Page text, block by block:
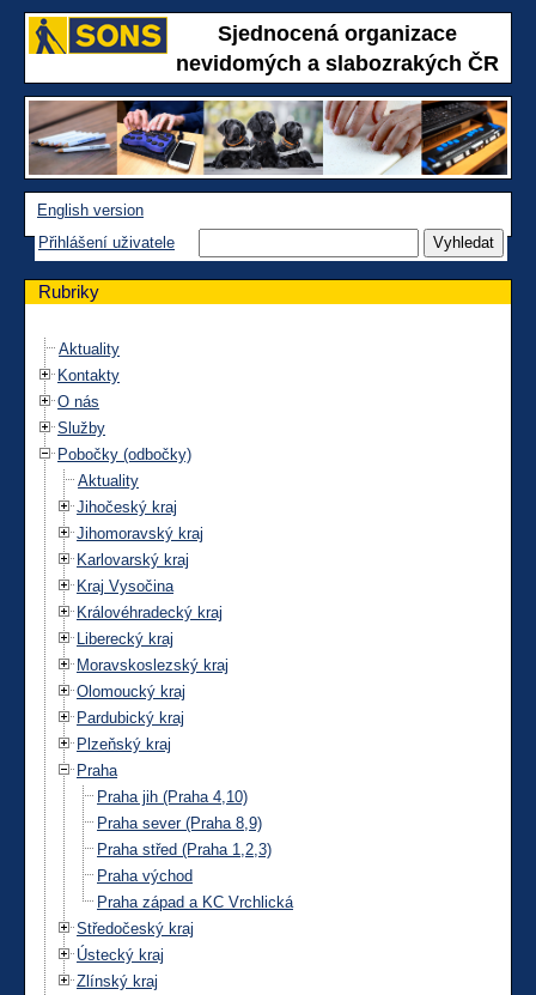
Sjednocená organizace
nevidomých a slabozrakých ČR
English version
Přihlášení uživatele
Rubriky
Aktuality
Kontakty
O nás
Služby
Pobočky (odbočky)
Aktuality
Jihočeský kraj
Jihomoravský kraj
Karlovarský kraj
Kraj Vysočina
Královéhradecký kraj
Liberecký kraj
Moravskoslezský kraj
Olomoucký kraj
Pardubický kraj
Plzeňský kraj
Praha
Praha jih (Praha 4,10)
Praha sever (Praha 8,9)
Praha střed (Praha 1,2,3)
Praha východ
Praha západ a KC Vrchlická
Středočeský kraj
Ústecký kraj
Zlínský kraj